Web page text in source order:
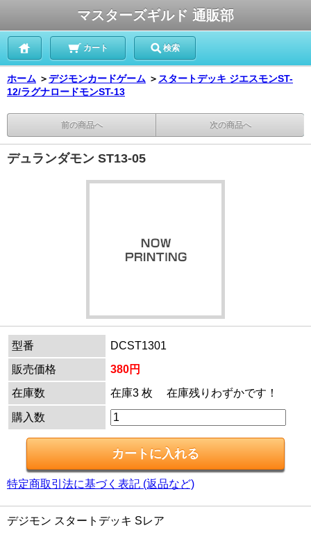
マスターズギルド 通販部
カート 検索
ホーム ＞デジモンカードゲーム ＞ スタートデッキ ジエスモンST-
12/ラグナロードモンST-13
前の商品へ 次の商品へ
デュランダモン ST13-05
型番
DCST1301
販売価格
380円
在庫数
在庫3 枚 在庫残りわずかです！
購入数
特定商取引法に基づく表記 (返品など)
デジモン スタートデッキ Sレア